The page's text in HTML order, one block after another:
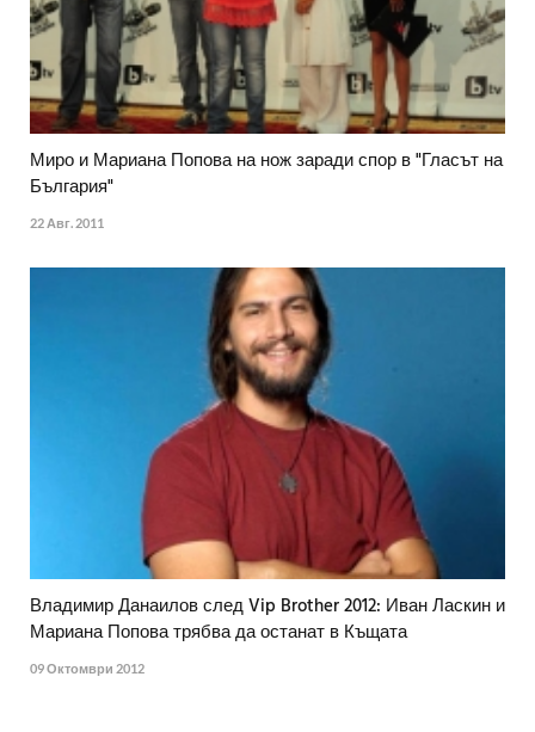
Миро и Мариана Попова на нож заради спор в "Гласът на
България"
22 Авг. 2011
Владимир Данаилов след Vip Brother 2012: Иван Ласкин и
Мариана Попова трябва да останат в Къщата
09 Октомври 2012